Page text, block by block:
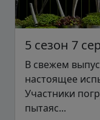
5 сезон 7
В свежем
настоящее
Участники
пытаяс...